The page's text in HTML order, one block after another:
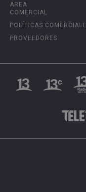
ÁREA
COMERCIAL
POLÍTICAS
PROVEEDORES